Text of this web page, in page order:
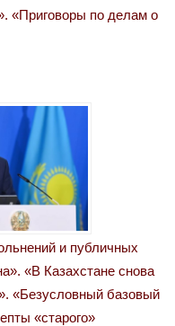
«Приговоры по делам о
и публичных
«В Казахстане снова
«Безусловный базовый
«старого»